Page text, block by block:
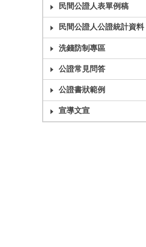
民間公證人表單例稿
民間公證人公證統計資料
洗錢防制專區
公證常見問答
公證書狀範例
宣導文宣